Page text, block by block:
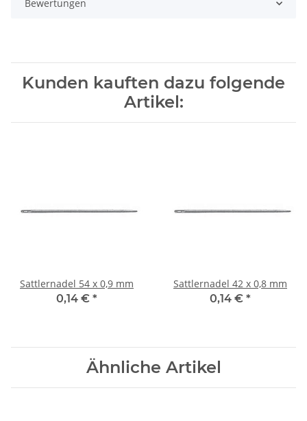
Bewertungen
Kunden kauften dazu folgende
Artikel:
Sattlernadel 54 x 0,9 mm
0,14 € *
Sattlernadel 42 x 0,8 mm
0,14 € *
Ähnliche Artikel